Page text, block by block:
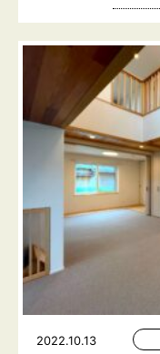
2022.10.13